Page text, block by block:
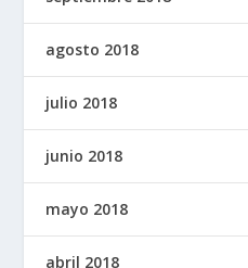
agosto 2018
julio 2018
junio 2018
mayo 2018
abril 2018